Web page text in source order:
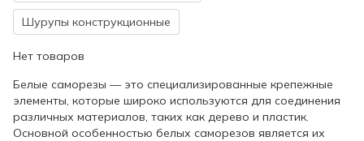
Шурупы конструкционные
Нет товаров
Белые саморезы — это специализированные крепежные
элементы, которые широко используются для соединения
различных материалов, таких как дерево и пластик.
Основной особенностью белых саморезов является их